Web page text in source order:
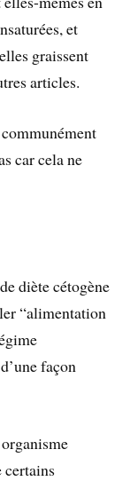
et
graissent
articles.
car cela ne
diète cétogène
“alimentation
façon
certains